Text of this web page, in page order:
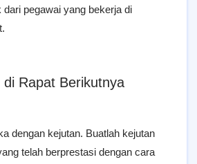
pegawai yang bekerja di
Rapat Berikutnya
dengan kejutan. Buatlah kejutan
telah berprestasi dengan cara